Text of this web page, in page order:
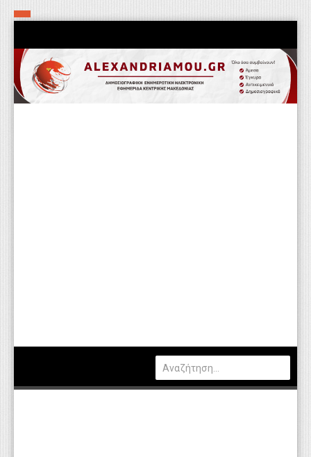
Αρχική
Τα εν δήμω εν οίκω
Πολιτιστικά-Εκκλησιαστικά
Καιρός